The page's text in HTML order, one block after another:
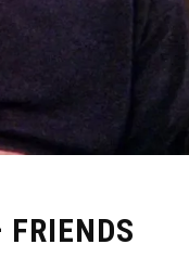
FRIENDS